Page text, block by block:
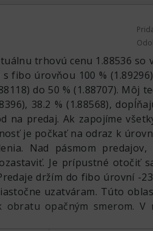
libra vykazuje perspektívu na
trhovú cenu 1.88536 so
fibo úrovňou 100 %
do 50 % (1.88707). Môj
38.2 % (1.88568),
na predaj. Ak zapojíme
je počkať na odraz k
Nad pásmom predajov,
Je prípustné otočiť
držím do fibo úrovní -
uzatváram. Túto
opačným smerom. V